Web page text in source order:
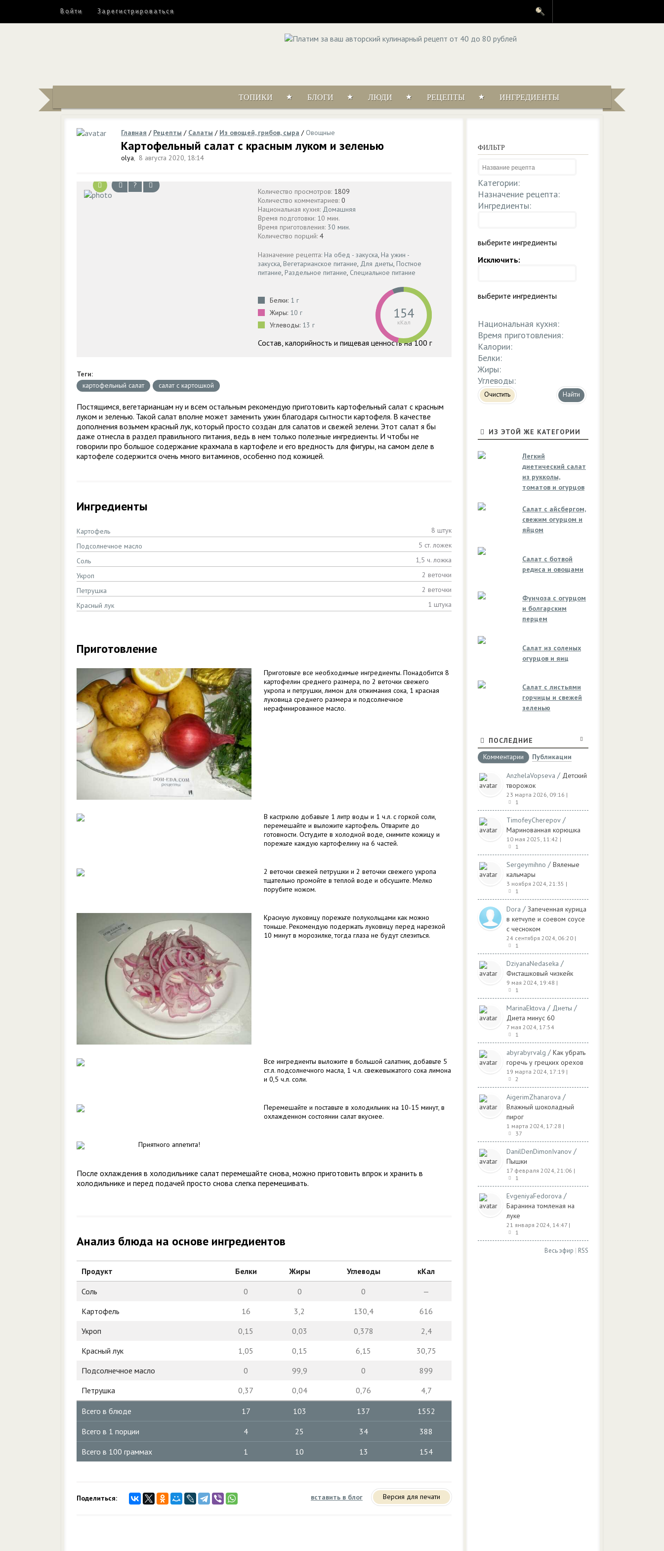
Войти Зарегистрироваться
ТОПИКИ БЛОГИ ЛЮДИ РЕЦЕПТЫ ИНГРЕДИЕНТЫ
Главная / Рецепты / Салаты / Из овощей, грибов, сыра / Овощные
Картофельный салат с красным луком и зеленью
olya, 8 августа 2020, 18:14
?
Количество просмотров: 1809
Количество комментариев: 0
Национальная кухня: Домашняя
Время подготовки: 10 мин.
Время приготовления: 30 мин.
Количество порций: 4
Назначение рецепта: На обед - закуска, На ужин -
закуска, Вегетарианское питание, Для диеты, Постное
питание, Раздельное питание, Специальное питание
Белки: 1 г
Жиры: 10 г
Углеводы: 13 г
154
кКал
Состав, калорийность и пищевая ценность на 100 г
Теги:
картофельный салат
салат с картошкой
Постящимся, вегетарианцам ну и всем остальным рекомендую приготовить картофельный салат с красным
луком и зеленью. Такой салат вполне может заменить ужин благодаря сытности картофеля. В качестве
дополнения возьмем красный лук, который просто создан для салатов и свежей зелени. Этот салат я бы
даже отнесла в раздел правильного питания, ведь в нем только полезные ингредиенты. И чтобы не
говорили про большое содержание крахмала в картофеле и его вредность для фигуры, на самом деле в
картофеле содержится очень много витаминов, особенно под кожицей.
Ингредиенты
Картофель
8 штук
Подсолнечное масло
5 ст. ложек
Соль
1,5 ч. ложка
Укроп
2 веточки
Петрушка
2 веточки
Красный лук
1 штука
Приготовление
Приготовьте все необходимые ингредиенты. Понадобится 8
картофелин среднего размера, по 2 веточки свежего
укропа и петрушки, лимон для отжимания сока, 1 красная
луковица среднего размера и подсолнечное
нерафинированное масло.
В кастрюлю добавьте 1 литр воды и 1 ч.л. с горкой соли,
перемешайте и выложите картофель. Отварите до
готовности. Остудите в холодной воде, снимите кожицу и
порежьте каждую картофелину на 6 частей.
2 веточки свежей петрушки и 2 веточки свежего укропа
тщательно промойте в теплой воде и обсушите. Мелко
порубите ножом.
Красную луковицу порежьте полукольцами как можно
тоньше. Рекомендую подержать луковицу перед нарезкой
10 минут в морозилке, тогда глаза не будут слезиться.
Все ингредиенты выложите в большой салатник, добавьте 5
ст.л. подсолнечного масла, 1 ч.л. свежевыжатого сока лимона
и 0,5 ч.л. соли.
Перемешайте и поставьте в холодильник на 10-15 минут, в
охлажденном состоянии салат вкуснее.
Приятного аппетита!
После охлаждения в холодильнике салат перемешайте снова, можно приготовить впрок и хранить в
холодильнике и перед подачей просто снова слегка перемешивать.
Анализ блюда на основе ингредиентов
Продукт Белки Жиры Углеводы кКал
Соль 0 0 0
—
Картофель
16 3,2 130,4
616
Укроп
0,15 0,03 0,378
2,4
Красный лук
1,05 0,15 6,15
30,75
Подсолнечное масло
0 99,9 0
899
Петрушка
0,37 0,04 0,76 4,7
Всего в блюде 17 103 137 1552
Всего в 1 порции 4 25 34 388
Всего в 100 граммах 1 10 13 154
Поделиться: вставить в блог Версия для печати
ФИЛЬТР
Категории:
Назначение рецепта:
Ингредиенты:
выберите ингредиенты
Исключить:
выберите ингредиенты
Национальная кухня:
Время приготовления:
Калории:
Белки:
Жиры:
Углеводы:
Очистить
ИЗ ЭТОЙ ЖЕ КАТЕГОРИИ
Легкий
диетический салат
из рукколы,
томатов и огурцов
Салат с айсбергом,
свежим огурцом и
яйцом
Салат с ботвой
редиса и овощами
Фунчоза с огурцом
и болгарским
перцем
Салат из соленых
огурцов и яиц
Салат с листьями
горчицы и свежей
зеленью
ПОСЛЕДНИЕ
Комментарии
Публикации
AnzhelaVopseva / Детский
творожок
23 марта 2026, 09:16 |
1
TimofeyCherepov /
Маринованная корюшка
10 мая 2025, 11:42 |
1
Sergeymihno / Вяленые
кальмары
3 ноября 2024, 21:35 |
1
Dora / Запеченная курица
в кетчупе и соевом соусе
с чесноком
24 сентября 2024, 06:20 |
1
DziyanaNedaseka /
Фисташковый чизкейк
9 мая 2024, 19:48 |
1
MarinaEktova / Диеты /
Диета минус 60
7 мая 2024, 17:54
1
abyrabyrvalg / Как убрать
горечь у грецких орехов
19 марта 2024, 17:19 |
2
AigerimZhanarova /
Влажный шоколадный
пирог
1 марта 2024, 17:28 |
37
DanilDenDimonIvanov /
Пышки
17 февраля 2024, 21:06 |
1
EvgeniyaFedorova /
Баранина томленая на
луке
21 января 2024, 14:47 |
1
Весь эфир | RSS